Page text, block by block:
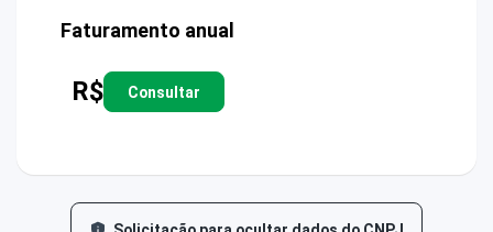
Faturamento anual
R$ Consultar